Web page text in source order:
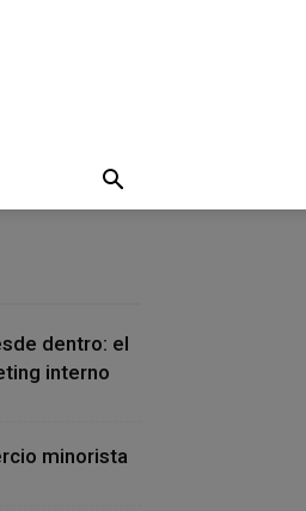
dentro: el
interno
minorista